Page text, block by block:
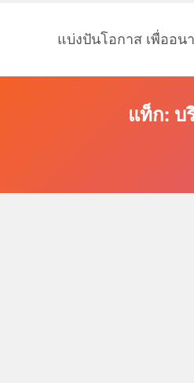
แบ่งปันโอกาส เพื่ออน
แท็ก: บ